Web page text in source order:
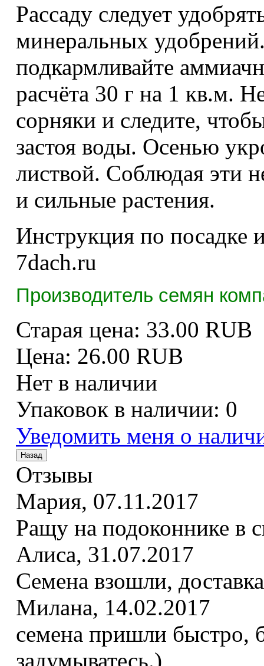
Рассаду следует
минеральных
подкармливайте
расчёта 30 г на 1 кв.м.
сорняки и следите,
застоя воды. Осенью
листвой. Соблюдая эти
и сильные растения.
Инструкция по посадке
7dach.ru
Производитель семян
Старая цена: 33.00 RUB
Цена: 26.00 RUB
Нет в наличии
Упаковок в наличии: 0
Уведомить меня о
Отзывы
Мария, 07.11.2017
Ращу на подоконнике в
Алиса, 31.07.2017
Семена взошли,
Милана, 14.02.2017
семена пришли быстро,
задумыватесь.)